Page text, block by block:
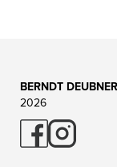
BERNDT
2026